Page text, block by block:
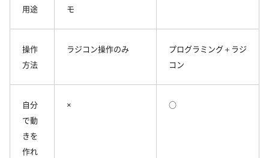
用途
モ
操作
方法
ラジコン操作のみ
プログラミング＋ラジ
コン
自分
で動
きを
作れ
× ○